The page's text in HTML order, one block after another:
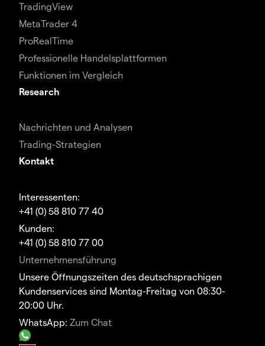
TradingView
MetaTrader 4
ProRealTime
Professionelle Handelsplattformen
Funktionen im Vergleich
Research
Nachrichten und Analysen
Trading-Strategien
Kontakt
Interessenten:
+41 (0) 58 810 77 40
Kunden:
+41 (0) 58 810 77 00
Unternehmensführung
Unsere Öffnungszeiten des deutschsprachigen
Kundenservices sind Montag-Freitag von 08:30-
20:00 Uhr.
WhatsApp: Zum Chat